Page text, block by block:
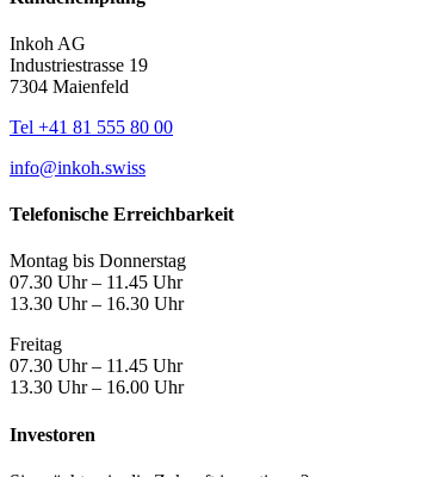
Inkoh AG
Industriestrasse 19
7304 Maienfeld
Tel +41 81 555 80 00
info@inkoh.swiss
Telefonische Erreichbarkeit
Montag bis Donnerstag
07.30 Uhr – 11.45 Uhr
13.30 Uhr – 16.30 Uhr
Freitag
07.30 Uhr – 11.45 Uhr
13.30 Uhr – 16.00 Uhr
Investoren